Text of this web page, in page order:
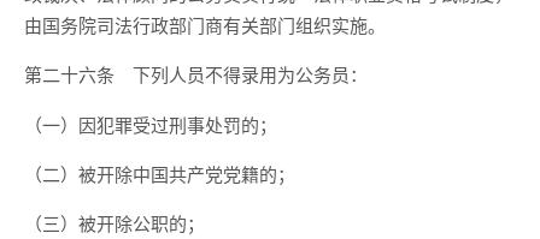
由国务院司法行政部门商有关部门组织实施。
第二十六条
下列人员不得录用为公务员：
（一）因犯罪受过刑事处罚的；
（二）被开除中国共产党党籍的；
（三）被开除公职的；